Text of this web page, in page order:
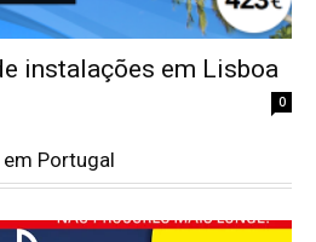
instalações em Lisboa
0
Portugal